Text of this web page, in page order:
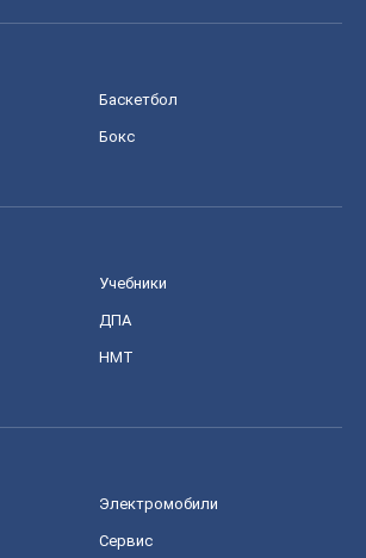
Баскетбол
Бокс
Учебники
ДПА
НМТ
Электромобили
Сервис